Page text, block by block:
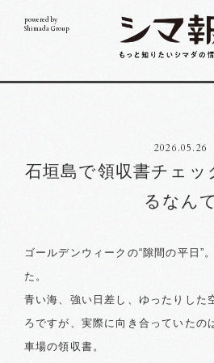
powered by
Shimada Group
2026.05.26
石垣島で領収書チェ
るなんて
ゴールデンウィークの“隙間の平日”
た。
青い海、強い日差し、ゆったりし
ろですが、実際に向き合っていたの
車場の領収書。